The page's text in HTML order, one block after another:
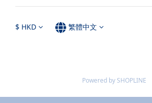
$ HKD 繁體中文
Powered by SHOPLINE